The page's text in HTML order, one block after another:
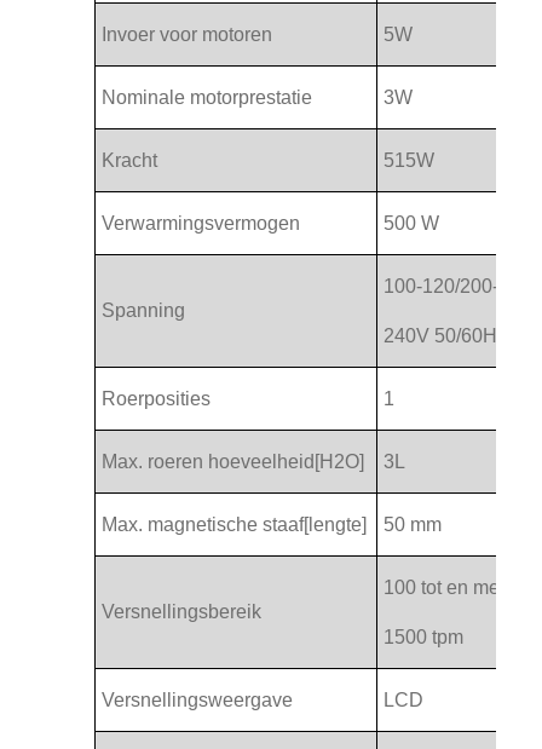
Invoer voor motoren 5W
Nominale motorprestatie 3W
Kracht 515W
Verwarmingsvermogen 500 W
Spanning
100-120/200-
240V 50/60Hz
Roerposities 1
Max. roeren hoeveelheid[H2O] 3L
Max. magnetische staaf[lengte] 50 mm
Versnellingsbereik
100 tot en met
1500 tpm
Versnellingsweergave LCD